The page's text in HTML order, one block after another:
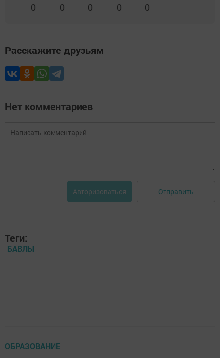
0 0 0 0 0
Расскажите друзьям
Нет комментариев
Авторизоваться Отправить
Теги:
БАВЛЫ
ОБРАЗОВАНИЕ